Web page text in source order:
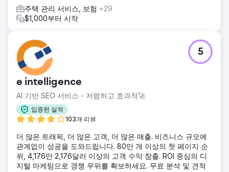
주택 관리 서비스, 보험 +29
$1,000부터 시작
e intelligence
AI 기반 SEO 서비스 - 저렴하고 효과적🚀
입증된 실적
103개 리뷰
5
더 많은 트래픽, 더 많은 고객, 더 많은 매출. 비즈니스 규모에
관계없이 성공을 도와드립니다. 80만 개 이상의 첫 페이지 순
위, 4,176만 2,176달러 이상의 고객 수익 창출. ROI 중심의 디
지털 마케팅으로 경쟁 우위를 확보하세요. 무료 분석 및 견적